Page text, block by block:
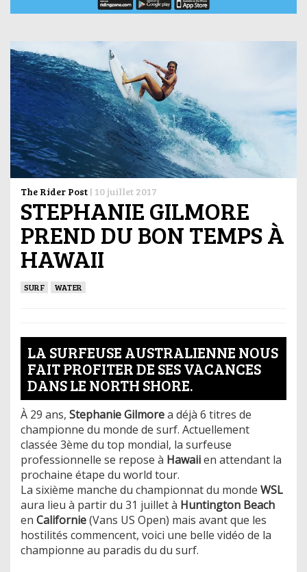
The Rider Post | 10 juillet 2017
STEPHANIE GILMORE
PREND DU BON TEMPS À
HAWAII
SURF WATER
LA SURFEUSE AUSTRALIENNE NOUS
FAIT PROFITER DE SES VACANCES
DANS LE NORTH SHORE.
À 29 ans, Stephanie Gilmorea déjà 6 titres de
championne du monde de surf. Actuellement
classée 3ème du top mondial, la surfeuse
professionnelle se repose à Hawaiien attendant la
prochaine étape du world tour.
La sixième manche du championnat du monde WSL
aura lieu à partir du 31 juillet à Huntington Beach
en Californie(Vans US Open) mais avant que les
hostilités commencent, voici une belle vidéo de la
championne au paradis du du surf.